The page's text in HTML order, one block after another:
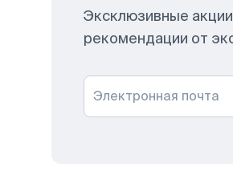
Эксклюзивные
рекомендации от
Электронная почта